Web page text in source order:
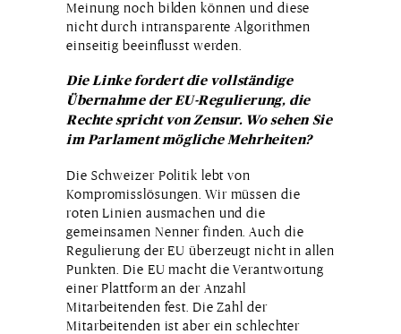
Meinung noch bilden können und diese
nicht durch intransparente Algorithmen
einseitig beeinflusst werden.
Die Linke fordert die vollständige
Übernahme der EU-Regulierung, die
Rechte spricht von Zensur. Wo sehen Sie
im Parlament mögliche Mehrheiten?
Die Schweizer Politik lebt von
Kompromisslösungen. Wir müssen die
roten Linien ausmachen und die
gemeinsamen Nenner finden. Auch die
Regulierung der EU überzeugt nicht in allen
Punkten. Die EU macht die Verantwortung
einer Plattform an der Anzahl
Mitarbeitenden fest. Die Zahl der
Mitarbeitenden ist aber ein schlechter